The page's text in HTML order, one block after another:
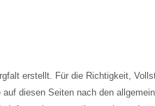
erstellt. Für die Richtigkeit,
diesen Seiten nach den